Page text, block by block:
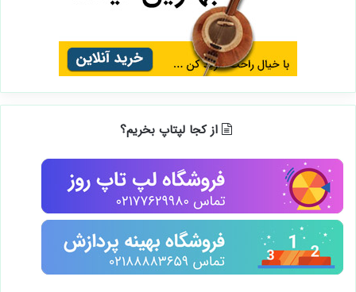
از کجا لپتاپ بخریم؟